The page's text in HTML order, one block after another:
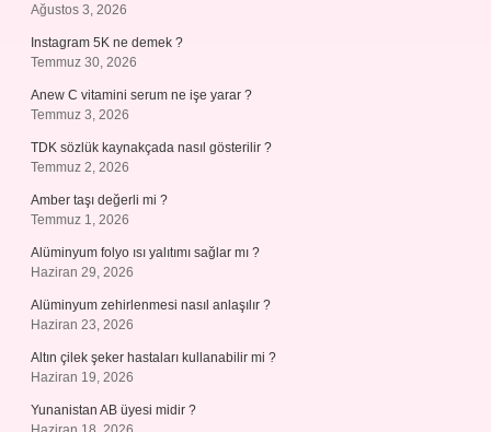
Ağustos 3, 2026
Instagram 5K ne demek ?
Temmuz 30, 2026
Anew C vitamini serum ne işe yarar ?
Temmuz 3, 2026
TDK sözlük kaynakçada nasıl gösterilir ?
Temmuz 2, 2026
Amber taşı değerli mi ?
Temmuz 1, 2026
Alüminyum folyo ısı yalıtımı sağlar mı ?
Haziran 29, 2026
Alüminyum zehirlenmesi nasıl anlaşılır ?
Haziran 23, 2026
Altın çilek şeker hastaları kullanabilir mi ?
Haziran 19, 2026
Yunanistan AB üyesi midir ?